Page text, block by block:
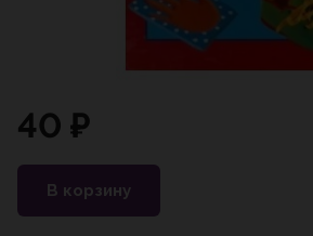
40 ₽
В корзину